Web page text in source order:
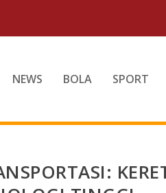
NEWS BOLA SPORT